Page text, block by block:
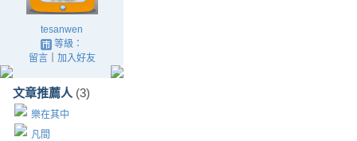
tesanwen
等級：
留言｜ 加入好友
文章推薦人 (3)
樂在其中
凡間